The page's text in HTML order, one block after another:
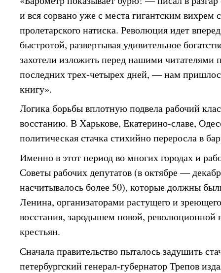
и вся сорвано уже с места гигантским вихрем
пролетарского натиска. Революция идет
быстротой, развертывая удивительное
захотели изложить перед нашими
последних трех-четырех дней, — нам
книгу».
Логика борьбы вплотную подвела рабочий
восстанию. В Харькове, Екатерино-славе,
политическая стачка стихийно переросла в
Именно в этот период во многих городах и
Советы рабочих депутатов (в октябре —
насчитывалось более 50), которые должны
Ленина, организаторами растущего и
восстания, зародышем новой, революционной
крестьян.
Сначала правительство пыталось задушить
петербургский генерал-губернатор Трепов